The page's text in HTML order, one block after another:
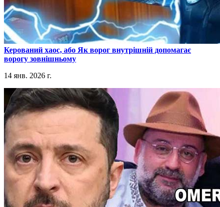
​Керований хаос, або Як ворог внутрішній допомагає
ворогу зовнішньому
14 янв. 2026 г.